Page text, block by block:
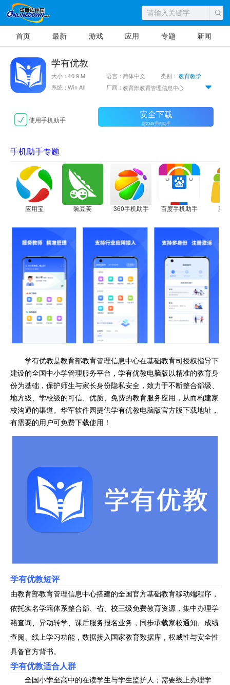
首页 最新 游戏 应用 专题 新闻
学有优教
大小：40.9 M 语言：简体中文 类别：教育教学
系统：Win All
厂商：教育部教育管理信息中心
使用手机助手 安全下载
需2345手机助手
手机助手专题
应用宝 豌豆荚 360手机助手 百度手机助手 应
学有优教是教育部教育管理信息中心在基础教育司授权指导下
建设的全国中小学管理服务平台，学有优教电脑版以精准的教育身
份为基础，保护师生与家长身份隐私安全，致力于不断整合部级、
地方级、学校级的可信、优质、免费的教育服务应用，从而构建家
校沟通的渠道。华军软件园提供学有优教电脑版官方版下载地址，
有需要的用户可免费下载使用！
学有优教短评
由教育部教育管理信息中心搭建的全国官方基础教育移动端程序，
依托实名学籍体系整合部、省、校三级免费教育资源，集中办理学
籍查询、异动转学、课后服务报名业务，同步承载家校通知、成绩
查阅、线上学习功能，数据接入国家教育数据库，权威性与安全性
具备官方背书。
学有优教适合人群
全国小学至高中的在读学生与学生监护人；需要线上办理学